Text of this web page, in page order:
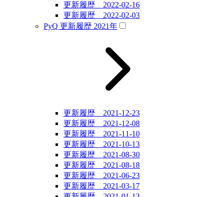
更新履歴 2022-02-16
更新履歴 2022-02-03
PyQ 更新履歴 2021年
更新履歴 2021-12-23
更新履歴 2021-12-08
更新履歴 2021-11-10
更新履歴 2021-10-13
更新履歴 2021-08-30
更新履歴 2021-08-18
更新履歴 2021-06-23
更新履歴 2021-03-17